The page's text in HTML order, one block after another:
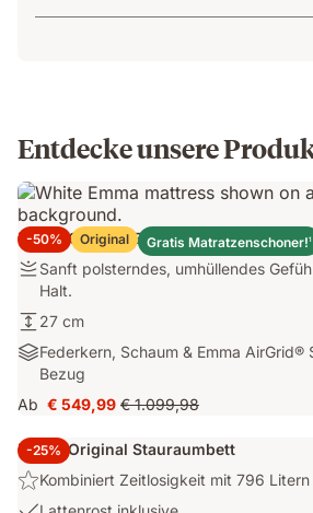
Entdecke unsere
-50% Original Gratis Matratzenschoner!1
Emma Original Elite Matratze
Festigkeit:
Sanft
polsterndes,
umhüllendes
Gefühl
ausgewogenem
Sanft polsterndes, umhüllendes
Halt.
Höhe:
27
cm
27 cm
Materialien:
Federkern,
Schaum
&
Emma
AirGrid®
Schicht
mit
Federkern, Schaum & Emma
Bezug
Ab Preis
€ 549,99
€ 549,99 Ursprünglicher
€ 1.099,98
€ 1.099,98
-25%
Emma Original Stauraumbett
Highlight:
Kombiniert
Kombiniert Zeitlosigkeit mit 796
USP